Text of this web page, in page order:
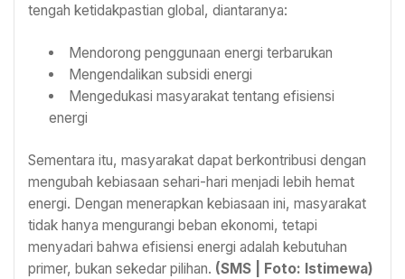
tengah ketidakpastian global, diantaranya:
Mendorong penggunaan energi terbarukan
Mengendalikan subsidi energi
Mengedukasi masyarakat tentang efisiensi
energi
Sementara itu, masyarakat dapat berkontribusi dengan
mengubah kebiasaan sehari-hari menjadi lebih hemat
energi. Dengan menerapkan kebiasaan ini, masyarakat
tidak hanya mengurangi beban ekonomi, tetapi
menyadari bahwa efisiensi energi adalah kebutuhan
primer, bukan sekedar pilihan. (SMS | Foto: Istimewa)